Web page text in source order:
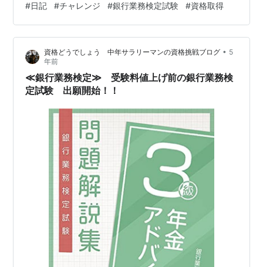
hiroringo.hatenablog.com hiroringo.hatenablog.com
hiroringo.hatenablog.com hiroringo.hatenablog.com
hiroringo.hatenablog.com hiror…
#日記 #チャレンジ #銀行業務検定試験 #資格取得
資格どうでしょう 中年サラリーマンの資格挑戦ブログ • 5
年前
≪銀行業務検定≫ 受験料値上げ前の銀行業務検
定試験 出願開始！！